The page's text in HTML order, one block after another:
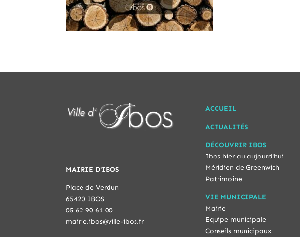
MAIRIE D'IBOS
Place de Verdun
65420 IBOS
05 62 90 61 00
mairie.ibos@ville-ibos.fr
ACCUEIL
ACTUALITÉS
DÉCOUVRIR IBOS
Ibos hier au aujourd'hui
Méridien de Greenwich
Patrimoine
VIE MUNICIPALE
Mairie
Equipe municipale
Conseils municipaux